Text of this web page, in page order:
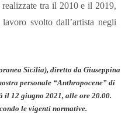
realizzate tra il 2010 e il 2019,
svolto dall’artista negli
Sicilia), diretto da Giuseppina
personale “Anthropocene” di
il 12 giugno 2021, alle ore 20.00.
le vigenti normative.